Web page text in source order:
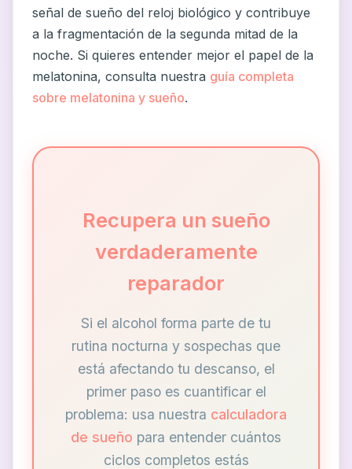
señal de sueño del reloj biológico y contribuye
a la fragmentación de la segunda mitad de la
noche. Si quieres entender mejor el papel de la
melatonina, consulta nuestra guía completa
sobre melatonina y sueño.
Recupera un sueño
verdaderamente
reparador
Si el alcohol forma parte de tu
rutina nocturna y sospechas que
está afectando tu descanso, el
primer paso es cuantificar el
problema: usa nuestra calculadora
de sueño para entender cuántos
ciclos completos estás